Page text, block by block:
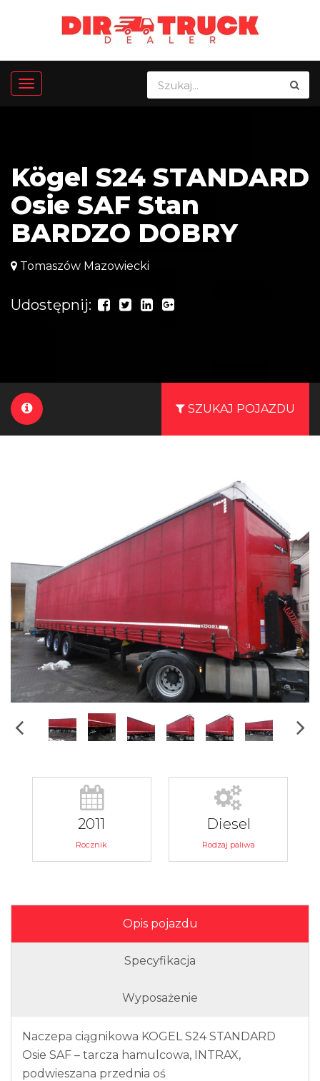
Kögel S24 STANDARD
Osie SAF Stan
BARDZO DOBRY
Tomaszów Mazowiecki
Udostępnij:
SZUKAJ POJAZDU
2011
Rocznik
Diesel
Rodzaj paliwa
Opis pojazdu
Specyfikacja
Wyposażenie
Naczepa ciągnikowa KOGEL S24 STANDARD
Osie SAF – tarcza hamulcowa, INTRAX,
podwieszana przednia oś